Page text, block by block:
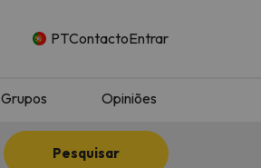
PTContactoEntrar
Grupos Opiniões
Pesquisar